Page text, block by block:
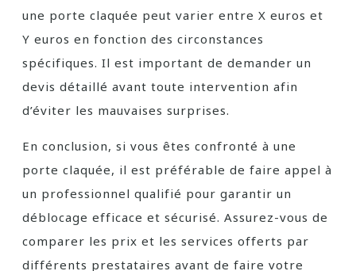
une porte claquée peut varier entre X euros et
Y euros en fonction des circonstances
spécifiques. Il est important de demander un
devis détaillé avant toute intervention afin
d’éviter les mauvaises surprises.
En conclusion, si vous êtes confronté à une
porte claquée, il est préférable de faire appel à
un professionnel qualifié pour garantir un
déblocage efficace et sécurisé. Assurez-vous de
comparer les prix et les services offerts par
différents prestataires avant de faire votre